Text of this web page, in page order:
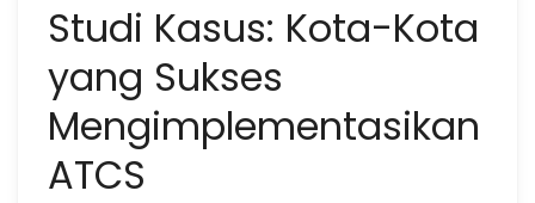
Studi Kasus: Kota-Kota
yang Sukses
Mengimplementasikan
ATCS